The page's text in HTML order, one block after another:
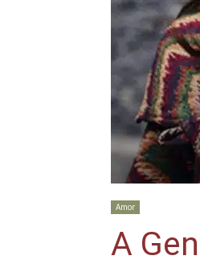
Amor
A